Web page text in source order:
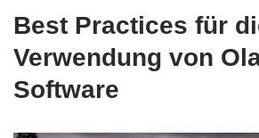
Best Practices für
Verwendung von
Software